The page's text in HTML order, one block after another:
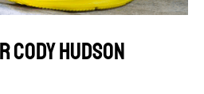
CODY HUDSON